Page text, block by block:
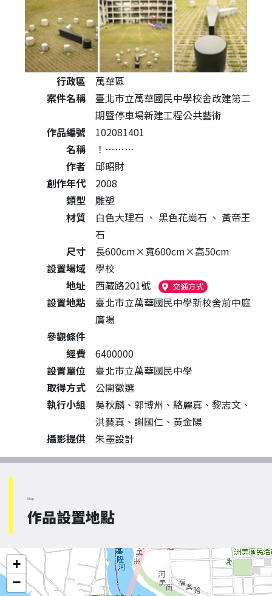
公共藝術作品詳細資料
行政區
萬華區
案件名稱
臺北市立萬華國民中學校舍改建第二
期暨停車場新建工程公共藝術
作品編號
102081401
名稱
！………
作者
邱昭財
創作年代
2008
類型
雕塑
材質
白色大理石 、 黑色花崗石 、 黃帝王
石
尺寸
長600cm×寬600cm×高50cm
設置場域
學校
地址
西藏路201號 交通方式（另開新視窗）
設置地點
臺北市立萬華國民中學新校舍前中庭
廣場
參觀條件
經費
6400000
設置單位
臺北市立萬華國民中學
取得方式
公開徵選
執行小組
吳秋麟、郭博州、駱麗真、黎志文、
洪藝真、謝國仁、黃金陽
攝影提供
朱墨設計
Map
作品設置地點
+
−